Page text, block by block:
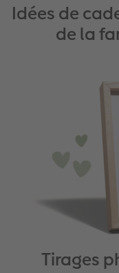
Idées de
de la
Tirages